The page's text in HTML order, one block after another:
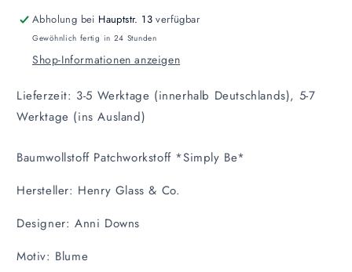
50
cm
110
50
cm
110
Abholung bei Hauptstr. 13 verfügbar
Gewöhnlich fertig in 24 Stunden
Shop-Informationen anzeigen
Lieferzeit: 3-5 Werktage (innerhalb Deutschlands), 5-7
Werktage (ins Ausland)
Baumwollstoff Patchworkstoff *Simply Be*
Hersteller: Henry Glass & Co.
Designer: Anni Downs
Motiv: Blume